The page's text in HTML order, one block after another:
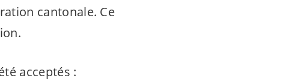
cantonale. Ce
acceptés :